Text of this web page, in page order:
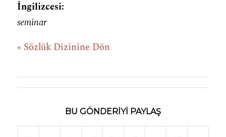
İngilizcesi:
seminar
« Sözlük Dizinine Dön
BU GÖNDERIYI PAYLAŞ